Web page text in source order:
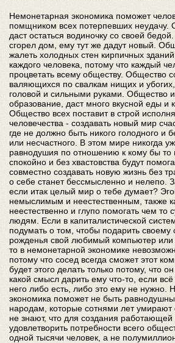
Немонетарная экономика поможет
помщником всех потерпевших неудачу.
даст остаться водиночку со своей
сгорел дом, ему тут же дадут новый.
жалеть холодных стен кирпичных
каждого человека, потому что каждый
процветать всему обществу. Общество
валяющихся по свалкам нищих и
головой и сильными руками. Общество
образование, даст много вкусной еды и
Общество всех поставит в строй
человечества - создавать новый мир
где не должно быть никого голодного и
или несчастного. В этом мире никогда
равнодушия по отношению к кому бы
спокойно и без хвастовства будут
совместно создавать новую жизнь без
о себе станет бессмысленно и нелепо.
если итак целый мир о тебе думает?
немыслимым и неестественным, также
неестественно и глупо помогать чем то
людям. Если в капиталистической
подумать о том, чтобы подарить своему
рожденья свой любимый компьютер
то в немонетарной экономике
потому что сосед всегда сможет этот
будет этого делать только потому, что
какой смысл дарить ему что-то, если
него либо есть, либо это ему не нужно.
экономика поможет не быть
народам, которые сотнями лет умирают
не знают, что для создания
удовлетворить потребности всего
одной тысячи человек, а не